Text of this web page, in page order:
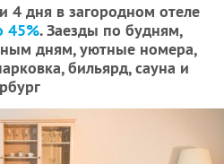
4 дня в загородном отеле
45%. Заезды по будням,
дням, уютные номера,
бильярд, сауна и